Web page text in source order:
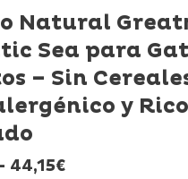
Natural
Sea para
– Sin
y
44,15€Rango